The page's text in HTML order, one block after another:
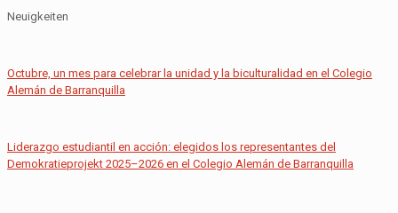
Neuigkeiten
Octubre, un mes para celebrar la unidad y la biculturalidad en el Colegio
Alemán de Barranquilla
Liderazgo estudiantil en acción: elegidos los representantes del
Demokratieprojekt 2025–2026 en el Colegio Alemán de Barranquilla